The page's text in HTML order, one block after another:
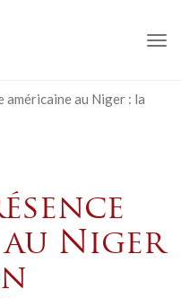
américaine au Niger : la
Niger